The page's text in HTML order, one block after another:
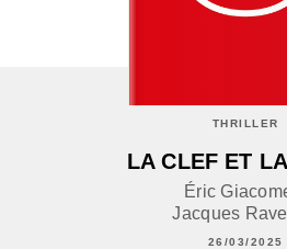
THRILLER
LA CLEF ET
Éric
Jacques
26/03/2025